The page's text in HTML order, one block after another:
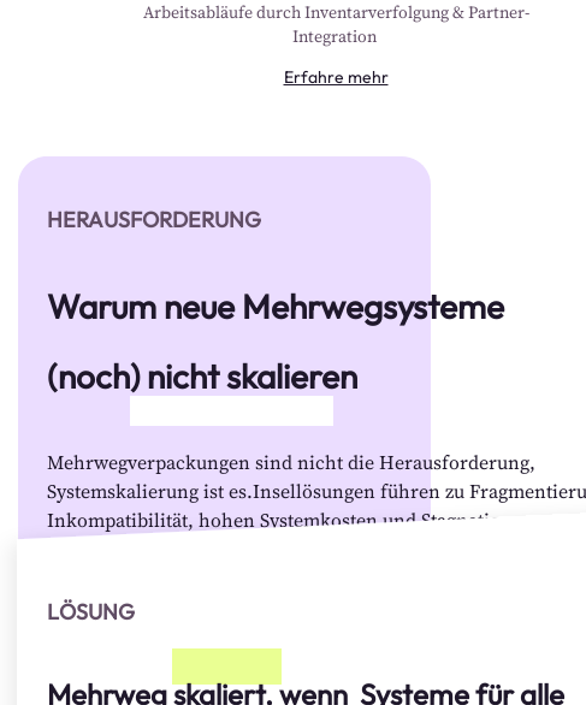
Arbeitsabläufe durch Inventarverfolgung & Partner-
Integration
Erfahre mehr
HERAUSFORDERUNG
Warum neue Mehrwegsysteme
(noch) nicht skalieren
Mehrwegverpackungen sind nicht die Herausforderung,
Systemskalierung ist es.Insellösungen führen zu
Inkompatibilität, hohen Systemkosten und Stagnation.
LÖSUNG
Mehrweg skaliert, wenn  Systeme für alle